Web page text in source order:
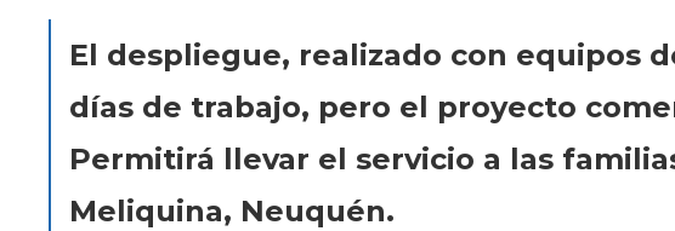
El despliegue, realizado con equipos
días de trabajo, pero el proyecto
Permitirá llevar el servicio a las
Meliquina, Neuquén.